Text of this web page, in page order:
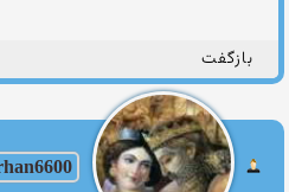
بازگفت